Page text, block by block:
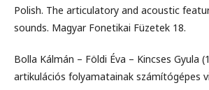
Polish. The articulatory and acoustic
sounds. Magyar Fonetikai Füzetek 18.
Bolla Kálmán – Földi Éva – Kincses Gyula
artikulációs folyamatainak számítógépes